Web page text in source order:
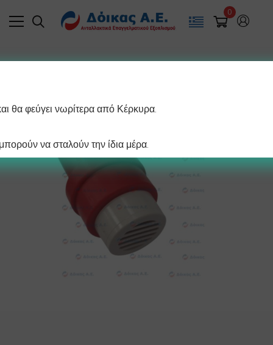
0
θα φεύγει νωρίτερα από Κέρκυρα.
να σταλούν την ίδια μέρα.